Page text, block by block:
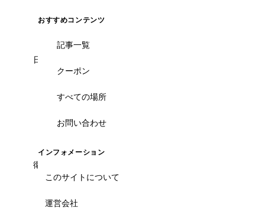
おすすめコンテンツ
記事一覧
クーポン
すべての場所
お問い合わせ
インフォメーション
このサイトについて
運営会社
日本語が通じるか不安...
術前後のやり取りも日本語スタッフがサポートする
心して任せられます。
衛生面が心配で踏み込めない...
室の有無を確認したサロンのみ掲載しています。口